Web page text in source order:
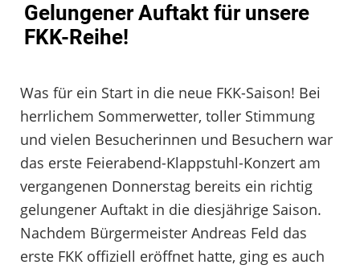
Gelungener Auftakt für unsere
FKK-Reihe!
Was für ein Start in die neue FKK-Saison! Bei
herrlichem Sommerwetter, toller Stimmung
und vielen Besucherinnen und Besuchern war
das erste Feierabend-Klappstuhl-Konzert am
vergangenen Donnerstag bereits ein richtig
gelungener Auftakt in die diesjährige Saison.
Nachdem Bürgermeister Andreas Feld das
erste FKK offiziell eröffnet hatte, ging es auch